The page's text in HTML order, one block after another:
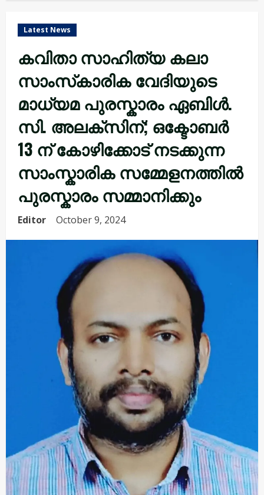
Latest News
കവിതാ സാഹിത്യ കലാ
സാംസ്‌കാരിക വേദിയുടെ
മാധ്യമ പുരസ്കാരം ഏബിൾ.
സി. അലക്സിന്; ഒക്ടോബർ
13 ന് കോഴിക്കോട് നടക്കുന്ന
സാംസ്കാരിക സമ്മേളനത്തിൽ
പുരസ്കാരം സമ്മാനിക്കും
Editor October 9, 2024